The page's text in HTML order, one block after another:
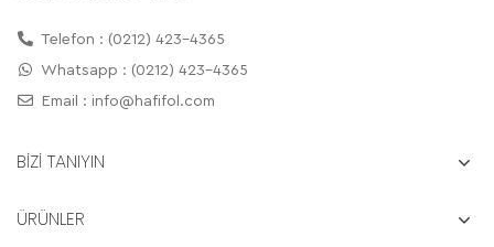
Telefon : (0212) 423-4365
Whatsapp : (0212) 423-4365
Email : info@hafifol.com
BİZİ TANIYIN
ÜRÜNLER